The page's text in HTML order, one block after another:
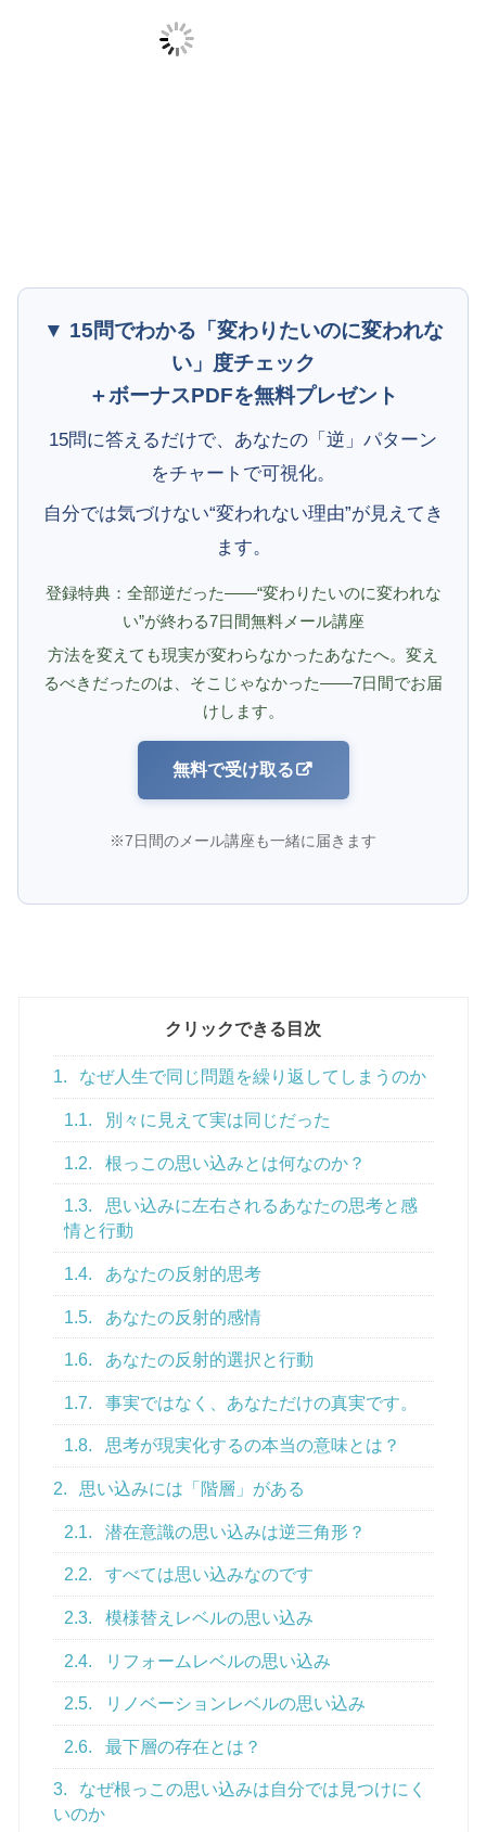
▼ 15問でわかる「変わりたいのに変われな
い」度チェック
＋ボーナスPDFを無料プレゼント
15問に答えるだけで、あなたの「逆」パターン
をチャートで可視化。
自分では気づけない“変われない理由”が見えてき
ます。
登録特典：全部逆だった——“変わりたいのに変われな
い”が終わる7日間無料メール講座
方法を変えても現実が変わらなかったあなたへ。変え
るべきだったのは、そこじゃなかった——7日間でお届
けします。
無料で受け取る
※7日間のメール講座も一緒に届きます
クリックできる目次
1. なぜ人生で同じ問題を繰り返してしまうのか
1.1. 別々に見えて実は同じだった
1.2. 根っこの思い込みとは何なのか？
1.3.
思い込みに左右されるあなたの思考と感
情と行動
1.4. あなたの反射的思考
1.5. あなたの反射的感情
1.6. あなたの反射的選択と行動
1.7. 事実ではなく、あなただけの真実です。
1.8. 思考が現実化するの本当の意味とは？
2. 思い込みには「階層」がある
2.1. 潜在意識の思い込みは逆三角形？
2.2. すべては思い込みなのです
2.3. 模様替えレベルの思い込み
2.4. リフォームレベルの思い込み
2.5. リノベーションレベルの思い込み
2.6. 最下層の存在とは？
3.
なぜ根っこの思い込みは自分では見つけにく
いのか